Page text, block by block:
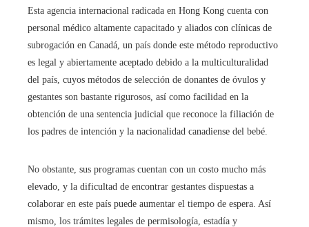
Esta agencia internacional radicada en Hong Kong cuenta con
personal médico altamente capacitado y aliados con clínicas de
subrogación en Canadá, un país donde este método reproductivo
es legal y abiertamente aceptado debido a la multiculturalidad
del país, cuyos métodos de selección de donantes de óvulos y
gestantes son bastante rigurosos, así como facilidad en la
obtención de una sentencia judicial que reconoce la filiación de
los padres de intención y la nacionalidad canadiense del bebé.
No obstante, sus programas cuentan con un costo mucho más
elevado, y la dificultad de encontrar gestantes dispuestas a
colaborar en este país puede aumentar el tiempo de espera. Así
mismo, los trámites legales de permisología, estadía y